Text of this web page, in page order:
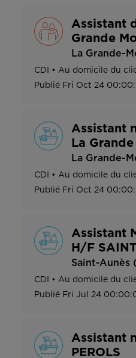
Assistant
Grande
La Grande-
CDI • Au domicile du
Publié Fri Oct 24
Assistant
La
La Grande-
CDI • Au domicile du
Publié Fri Oct 24
Assistant
H/F
Saint-Aunès
CDI • Au domicile du
Publié Fri Jul 24
Assistant
PEROLS